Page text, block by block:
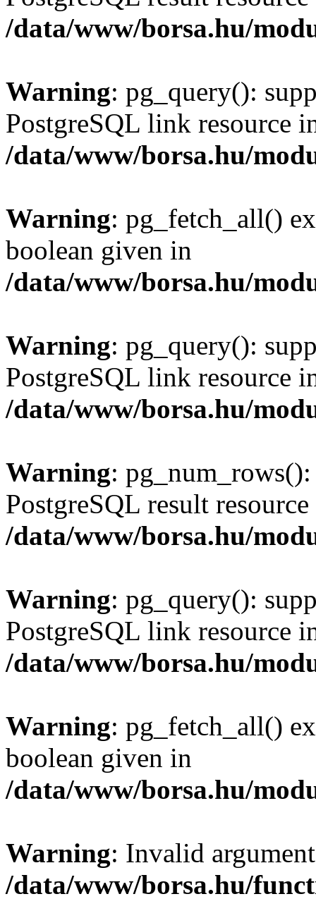
/data/www/borsa.hu/
Warning: pg_query():
PostgreSQL link resource
/data/www/borsa.hu/
Warning: pg_fetch_all()
boolean given in
/data/www/borsa.hu/
Warning: pg_query():
PostgreSQL link resource
/data/www/borsa.hu/
Warning:
PostgreSQL result
/data/www/borsa.hu/
Warning: pg_query():
PostgreSQL link resource
/data/www/borsa.hu/
Warning: pg_fetch_all()
boolean given in
/data/www/borsa.hu/
Warning: Invalid
/data/www/borsa.hu/